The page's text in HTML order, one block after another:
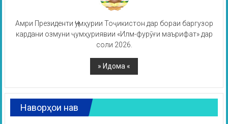
Амри Президенти Ҷумҳурии Тоҷикистон дар бораи баргузор
кардани озмуни ҷумҳуриявии «Илм-фурӯғи маърифат» дар
соли 2026.
Наворҳои нав